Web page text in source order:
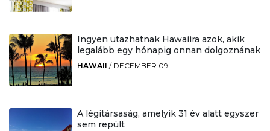
Ingyen utazhatnak Hawaiira azok, akik
legalább egy hónapig onnan dolgoznának
HAWAII / DECEMBER 09.
A légitársaság, amelyik 31 év alatt egyszer
sem repült